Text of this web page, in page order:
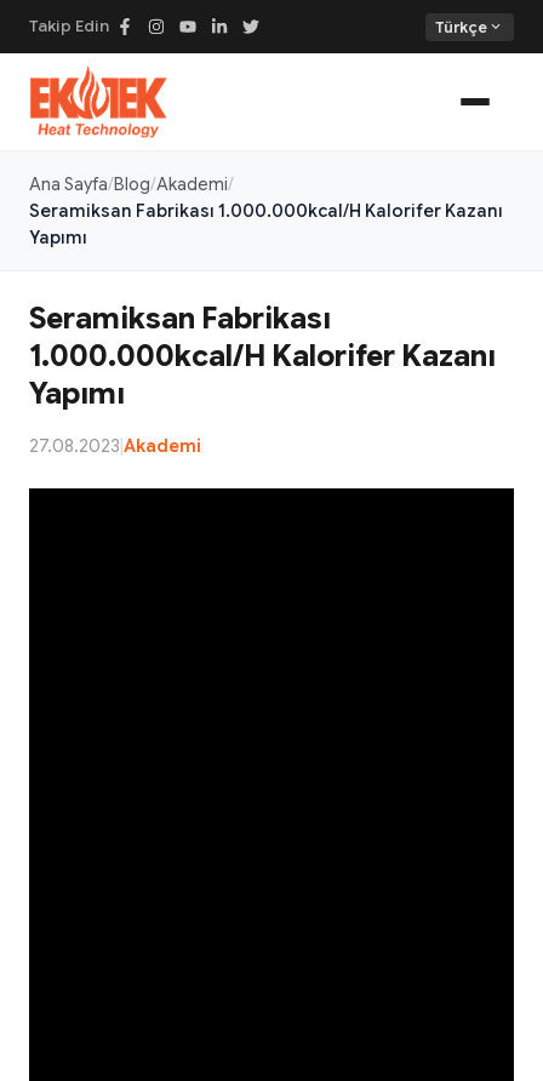
Takip Edin Türkçe expand_more
Ana Sayfa Blog Akademi
Seramiksan Fabrikası 1.000.000kcal/H Kalorifer Kazanı
Yapımı
Seramiksan Fabrikası
1.000.000kcal/H Kalorifer Kazanı
Yapımı
27.08.2023 Akademi